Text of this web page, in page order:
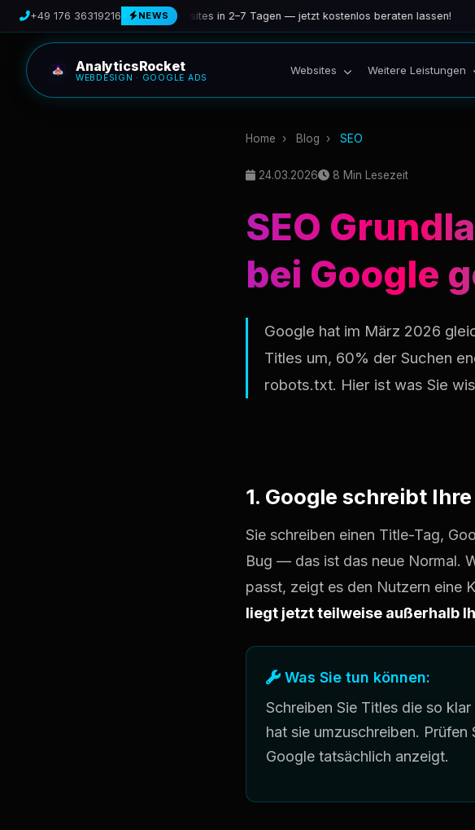
+49 176 36319216 NEWS
🚀 Professionelle Websites in 2–7 Tagen — jetzt kostenlos beraten lassen!
AnalyticsRocket
WEBDESIGN · GOOGLE ADS
Websites Weitere Leistungen
Home › Blog › SEO
24.03.2026 8 Min Lesezeit
SEO
bei Google
Google hat im März 2026
Titles um, 60% der Suchen
robots.txt. Hier ist was Sie
1. Google schreibt
Sie schreiben einen Title-Tag,
Bug — das ist das neue Normal.
passt, zeigt es den Nutzern eine
liegt jetzt teilweise außerhalb
Was Sie tun können:
Schreiben Sie Titles die so
hat sie umzuschreiben.
Google tatsächlich anzeigt.